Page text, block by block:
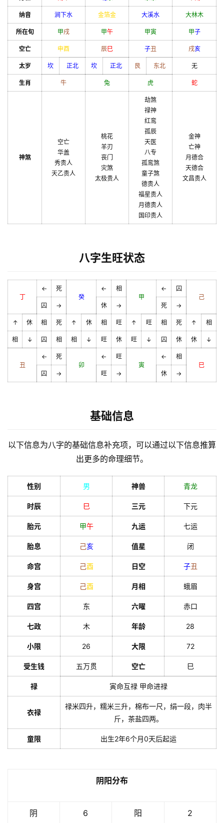
纳音 涧下水 金箔金 大溪水 大林木
所在旬 甲戌 甲午 甲寅 甲子
空亡 申酉 辰巳 子丑 戌亥
太岁 坎 正北 坎 正北 艮 东北 无
生肖 牛 兔 虎 蛇
神煞
空亡
华盖
秀贵人
天乙贵人
桃花
羊刃
丧门
灾煞
太极贵人
劫煞
禄神
红鸾
孤辰
天医
八专
孤鸾煞
童子煞
德贵人
福星贵人
月德贵人
国印贵人
金神
亡神
月德合
天德合
文昌贵人
八字生旺状态
丁
←
死
癸
←
相
甲
←
囚
己
囚
→ 休 → 死 →
↑ 休 相 死 ↑ 休 相 旺 ↑ 旺 相 死 ↑ 相
相 ↓ 囚 相 相 ↓ 旺 休 旺 ↓ 囚 休 休 ↓
丑
←
死
卯
←
旺
寅
←
相
巳
囚
→ 旺 → 休 →
基础信息
以下信息为八字的基础信息补充项，可以通过以下信息推算
出更多的命理细节。
性别 男 神兽 青龙
时辰 巳 三元 下元
胎元 甲午 九运 七运
胎息 己亥 值星 闭
命宫 己酉 日空 子丑
身宫 己酉 月相 蛾眉
四宫 东 六曜 赤口
七政 木 年龄 28
小限 26 大限 72
受生钱 五万贯 空亡 巳
禄 寅命互禄 甲命进禄
衣禄
禄米四升，糯米三升，棉布一尺，绢一段，肉半
斤，茶盐四两。
童限 出生2年6个月0天后起运
阴阳分布
阴 6 阳 2